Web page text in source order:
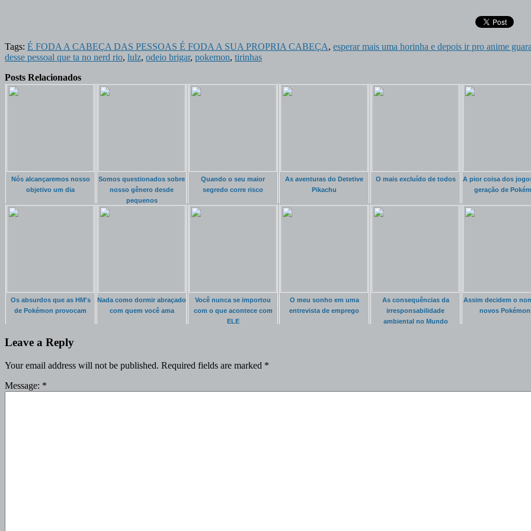
Tags: É FODA A CABEÇA DAS PESSOAS É FODA A SUA PROPRIA CABEÇA, esperar mais uma horinha e depois ir pro anime guara
desse pessoal que ta no nerd rio, lulz, odeio brigar, pokemon, tirinhas
Posts Relacionados
Nós alcançaremos nosso
objetivo um dia
Somos questionados sobre
nosso gênero desde
pequenos
Quando o seu maior
segredo corre risco
As aventuras do Detetive
Pikachu
O mais excluído de todos
A pior coisa dos
geração de
Os absurdos que as HM's
de Pokémon provocam
Nada como dormir abraçado
com quem você ama
Você nunca se importou
com o que acontece com
ELE
O meu sonho em uma
entrevista de emprego
As consequências da
irresponsabilidade
ambiental no Mundo
Assim decidem o
novos
Leave a Reply
Your email address will not be published. Required fields are marked *
Message: *